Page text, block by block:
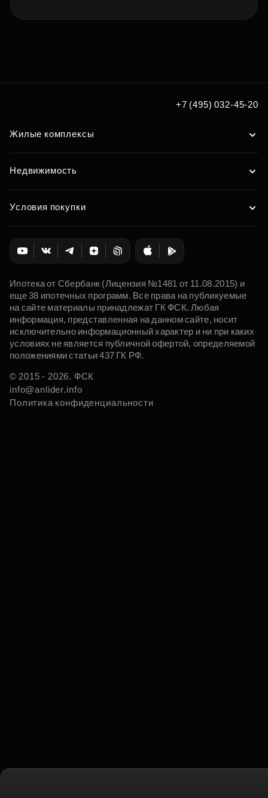
+7 (495) 032-45-20
Жилые комплексы
Недвижимость
Условия покупки
Ипотека от Сбербанк (Лицензия №1481 от 11.08.2015) и
еще 38 ипотечных программ. Все права на публикуемые
на сайте материалы принадлежат ГК ФСК. Любая
информация, представленная на данном сайте, носит
исключительно информационный характер и ни при каких
условиях не является публичной офертой, определяемой
положениями статьи 437 ГК РФ.
© 2015 - 2026. ФСК
info@anlider.info
Политика конфиденциальности